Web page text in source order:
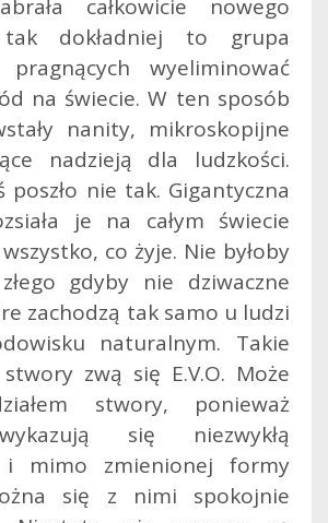
całkowicie nowego
dokładniej to grupa
pragnących wyeliminować
na świecie. W ten sposób
nanity, mikroskopijne
nadzieją dla ludzkości.
poszło nie tak. Gigantyczna
je na całym świecie
co żyje. Nie byłoby
gdyby nie dziwaczne
zachodzą tak samo u ludzi
naturalnym. Takie
zwą się E.V.O. Może
stwory, ponieważ
się niezwykłą
i mimo zmienionej formy
się z nimi spokojnie